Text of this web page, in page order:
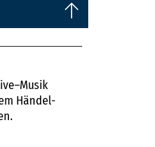
Händel-